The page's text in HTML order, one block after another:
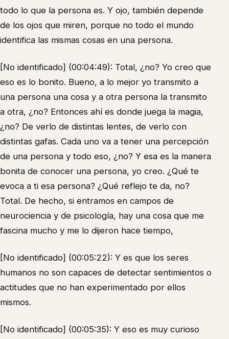
todo lo que la persona es. Y ojo, también depende
de los ojos que miren, porque no todo el mundo
identifica las mismas cosas en una persona.
[No identificado] (00:04:49): Total, ¿no? Yo creo que
eso es lo bonito. Bueno, a lo mejor yo transmito a
una persona una cosa y a otra persona la transmito
a otra, ¿no? Entonces ahí es donde juega la magia,
¿no? De verlo de distintas lentes, de verlo con
distintas gafas. Cada uno va a tener una percepción
de una persona y todo eso, ¿no? Y esa es la manera
bonita de conocer una persona, yo creo. ¿Qué te
evoca a ti esa persona? ¿Qué reflejo te da, no?
Total. De hecho, si entramos en campos de
neurociencia y de psicología, hay una cosa que me
fascina mucho y me lo dijeron hace tiempo,
[No identificado] (00:05:22): Y es que los seres
humanos no son capaces de detectar sentimientos o
actitudes que no han experimentado por ellos
mismos.
[No identificado] (00:05:35): Y eso es muy curioso